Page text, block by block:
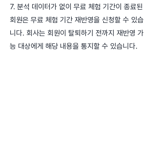
7. 분석 데이터가 없이 무료 체험 기간이 종료된
회원은 무료 체험 기간 재반영을 신청할 수 있습
니다. 회사는 회원이 탈퇴하기 전까지 재반영 가
능 대상에게 해당 내용을 통지할 수 있습니다.